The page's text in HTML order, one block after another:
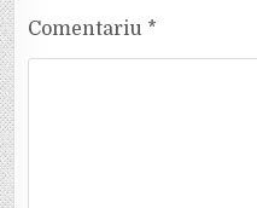
Comentariu *